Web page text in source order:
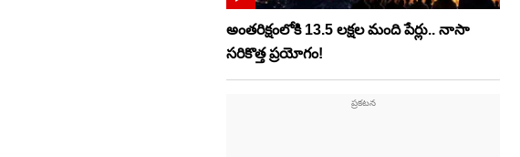
అంతరిక్షంలోకి 13.5 లక్షల మంది పేర్లు.. నాసా
సరికొత్త ప్రయోగం!